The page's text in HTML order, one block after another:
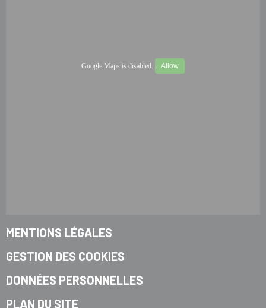
Google Maps is disabled. Allow
MENTIONS LÉGALES
GESTION DES COOKIES
DONNÉES PERSONNELLES
PLAN DU SITE